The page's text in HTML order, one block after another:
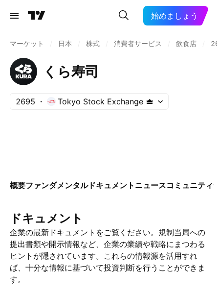
始めましょう
マーケット 日本 株式 消費者サービス 飲食店
くら寿司
2695 Tokyo Stock Exchange
概要ファンダメンタルドキュメント ニュースコミュニティ
ドキュメント
企業の最新ドキュメントをご覧ください。規制当局への
提出書類や開示情報など、企業の業績や戦略にまつわる
ヒントが隠されています。これらの情報源を活用すれ
ば、十分な情報に基づいて投資判断を行うことができま
す。